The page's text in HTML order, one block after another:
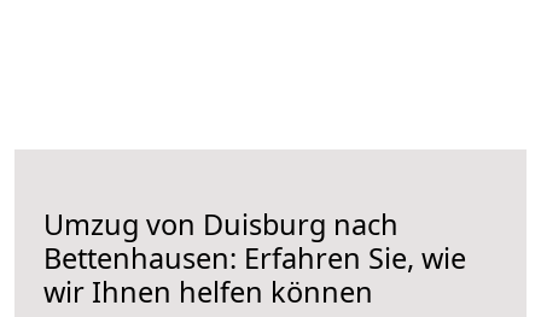
Umzug von Duisburg nach
Bettenhausen: Erfahren Sie, wie
wir Ihnen helfen können